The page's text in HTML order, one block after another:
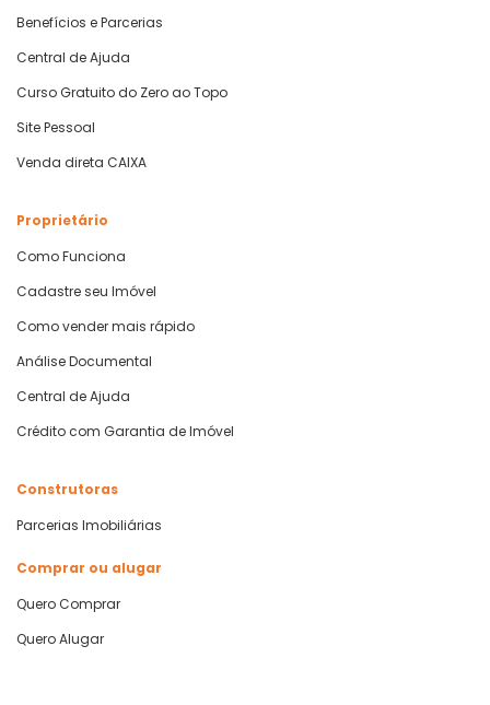
Benefícios e Parcerias
Central de Ajuda
Curso Gratuito do Zero ao Topo
Site Pessoal
Venda direta CAIXA
Proprietário
Como Funciona
Cadastre seu Imóvel
Como vender mais rápido
Análise Documental
Central de Ajuda
Crédito com Garantia de Imóvel
Construtoras
Parcerias Imobiliárias
Comprar ou alugar
Quero Comprar
Quero Alugar